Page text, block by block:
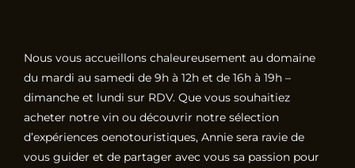
Nous vous accueillons chaleureusement au domaine
du mardi au samedi de 9h à 12h et de 16h à 19h –
dimanche et lundi sur RDV. Que vous souhaitiez
acheter notre vin ou découvrir notre sélection
d’expériences oenotouristiques, Annie sera ravie de
vous guider et de partager avec vous sa passion pour